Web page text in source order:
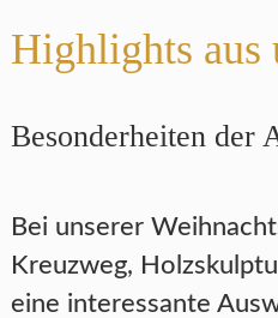
Highlights aus
Besonderheiten der
Bei unserer
Kreuzweg,
eine interessante